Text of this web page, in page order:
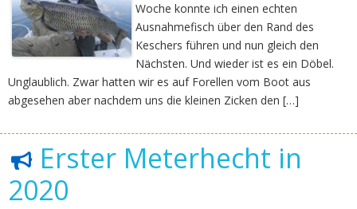
Woche konnte ich einen echten
Ausnahmefisch über den Rand des
Keschers führen und nun gleich den
Nächsten. Und wieder ist es ein Döbel.
Unglaublich. Zwar hatten wir es auf Forellen vom Boot aus
abgesehen aber nachdem uns die kleinen Zicken den […]
Erster Meterhecht in
2020